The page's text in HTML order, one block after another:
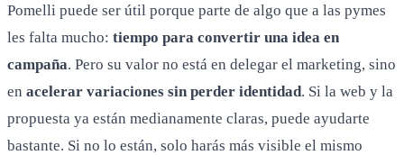
Pomelli puede ser útil porque parte de algo que a las pymes
les falta mucho: tiempo para convertir una idea en
campaña. Pero su valor no está en delegar el marketing, sino
en acelerar variaciones sin perder identidad. Si la web y la
propuesta ya están medianamente claras, puede ayudarte
bastante. Si no lo están, solo harás más visible el mismo